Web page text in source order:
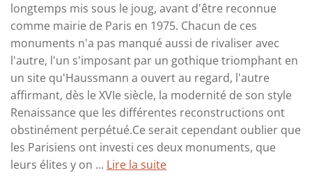
longtemps mis sous le joug, avant d'être reconnue
comme mairie de Paris en 1975. Chacun de ces
monuments n'a pas manqué aussi de rivaliser avec
l'autre, l'un s'imposant par un gothique triomphant en
un site qu'Haussmann a ouvert au regard, l'autre
affirmant, dès le XVIe siècle, la modernité de son style
Renaissance que les différentes reconstructions ont
obstinément perpétué.Ce serait cependant oublier que
les Parisiens ont investi ces deux monuments, que
leurs élites y on ... Lire la suite